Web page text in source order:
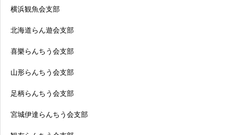
横浜観魚会支部
北海道らん遊会支部
喜樂らんちう会支部
山形らんちう会支部
足柄らんちう会支部
宮城伊達らんちう会支部